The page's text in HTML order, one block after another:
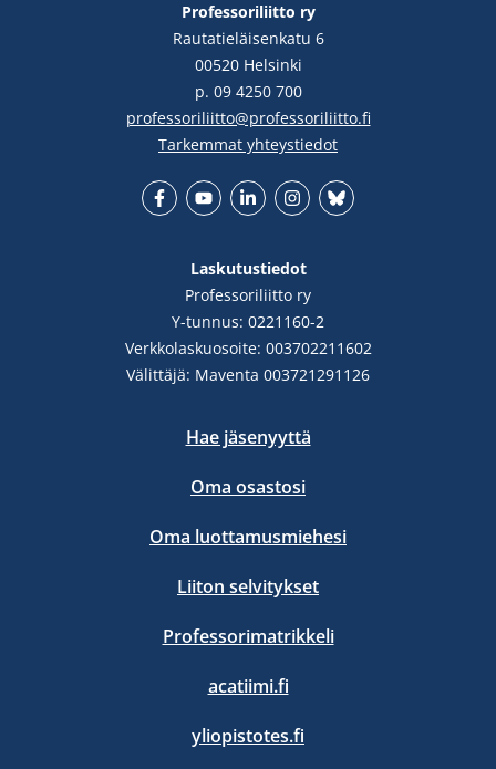
Professoriliitto ry
Rautatieläisenkatu 6
00520 Helsinki
p. 09 4250 700
professoriliitto@professoriliitto.fi
Tarkemmat yhteystiedot
Laskutustiedot
Professoriliitto ry
Y-tunnus: 0221160-2
Verkkolaskuosoite: 003702211602
Välittäjä: Maventa 003721291126
Hae jäsenyyttä
Oma osastosi
Oma luottamusmiehesi
Liiton selvitykset
Professorimatrikkeli
acatiimi.fi
yliopistotes.fi